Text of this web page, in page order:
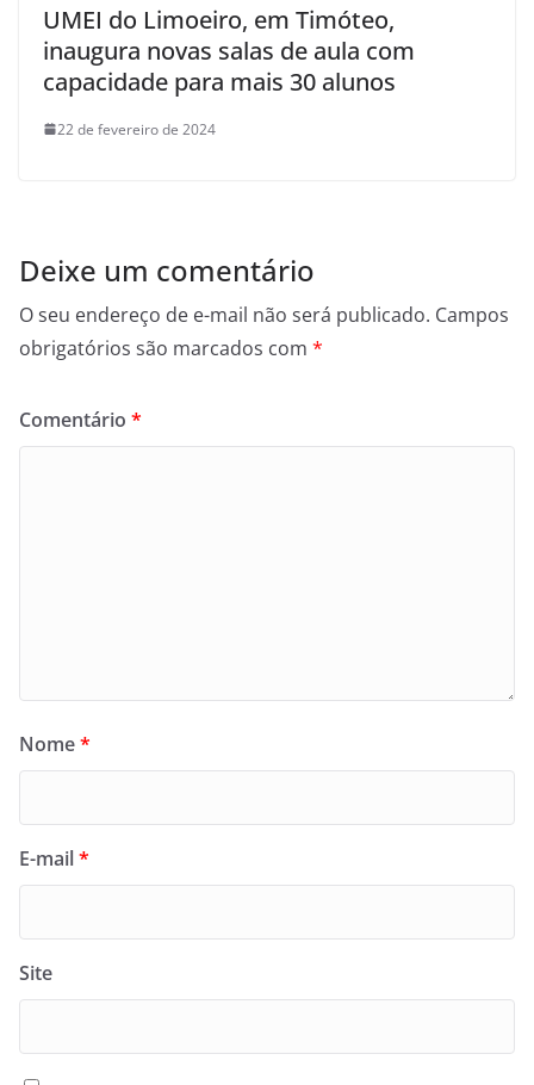
UMEI do Limoeiro, em Timóteo,
inaugura novas salas de aula com
capacidade para mais 30 alunos
22 de fevereiro de 2024
Deixe um comentário
O seu endereço de e-mail não será publicado. Campos
obrigatórios são marcados com *
Comentário *
Nome*
E-mail*
Site